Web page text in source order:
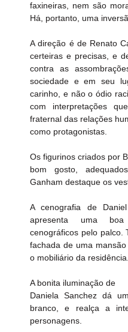
faxineiras, nem são
Há, portanto, uma
A direção é de Renato
certeiras e precisas, e
contra as
sociedade e em seu
carinho, e não o ódio
com interpretações
fraternal das relações
como protagonistas.
Os figurinos criados por
bom gosto,
Ganham destaque os
A cenografia de
apresenta uma
cenográficos pelo palco.
fachada de uma
o mobiliário da residência.
A bonita iluminação de
Daniela Sanchez dá
branco, e realça a
personagens.